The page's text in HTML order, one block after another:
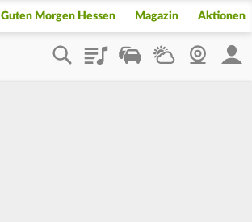
Guten Morgen Hessen Magazin Aktionen
PlaylistStaupilotWetterWebcam